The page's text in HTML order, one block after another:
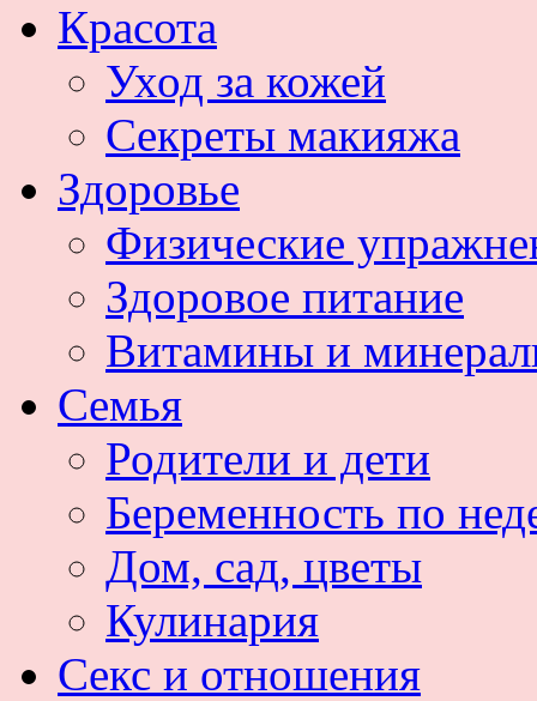
Красота
Уход за кожей
Секреты макияжа
Здоровье
Физические
Здоровое питание
Витамины и
Семья
Родители и дети
Беременность по
Дом, сад, цветы
Кулинария
Секс и отношения